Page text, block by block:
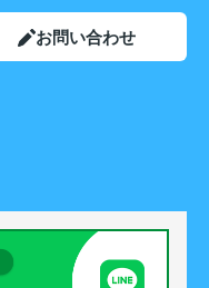
お問い合わせ